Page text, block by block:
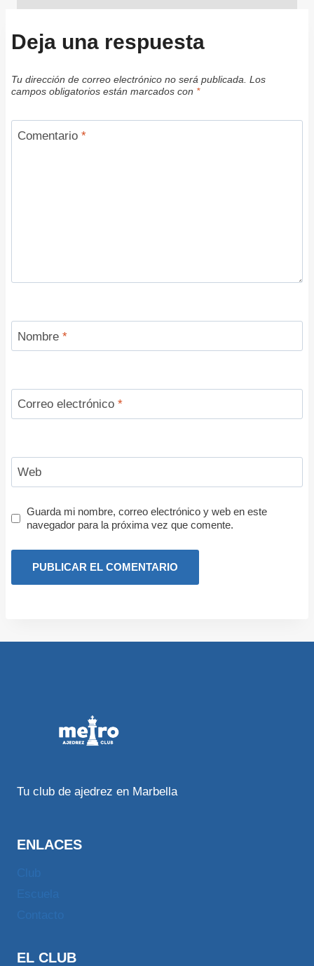
Deja una respuesta
Tu dirección de correo electrónico no será publicada. Los
campos obligatorios están marcados con *
Comentario *
Nombre *
Correo electrónico *
Web
Guarda mi nombre, correo electrónico y web en este
navegador para la próxima vez que comente.
Tu club de ajedrez en Marbella
ENLACES
EL CLUB